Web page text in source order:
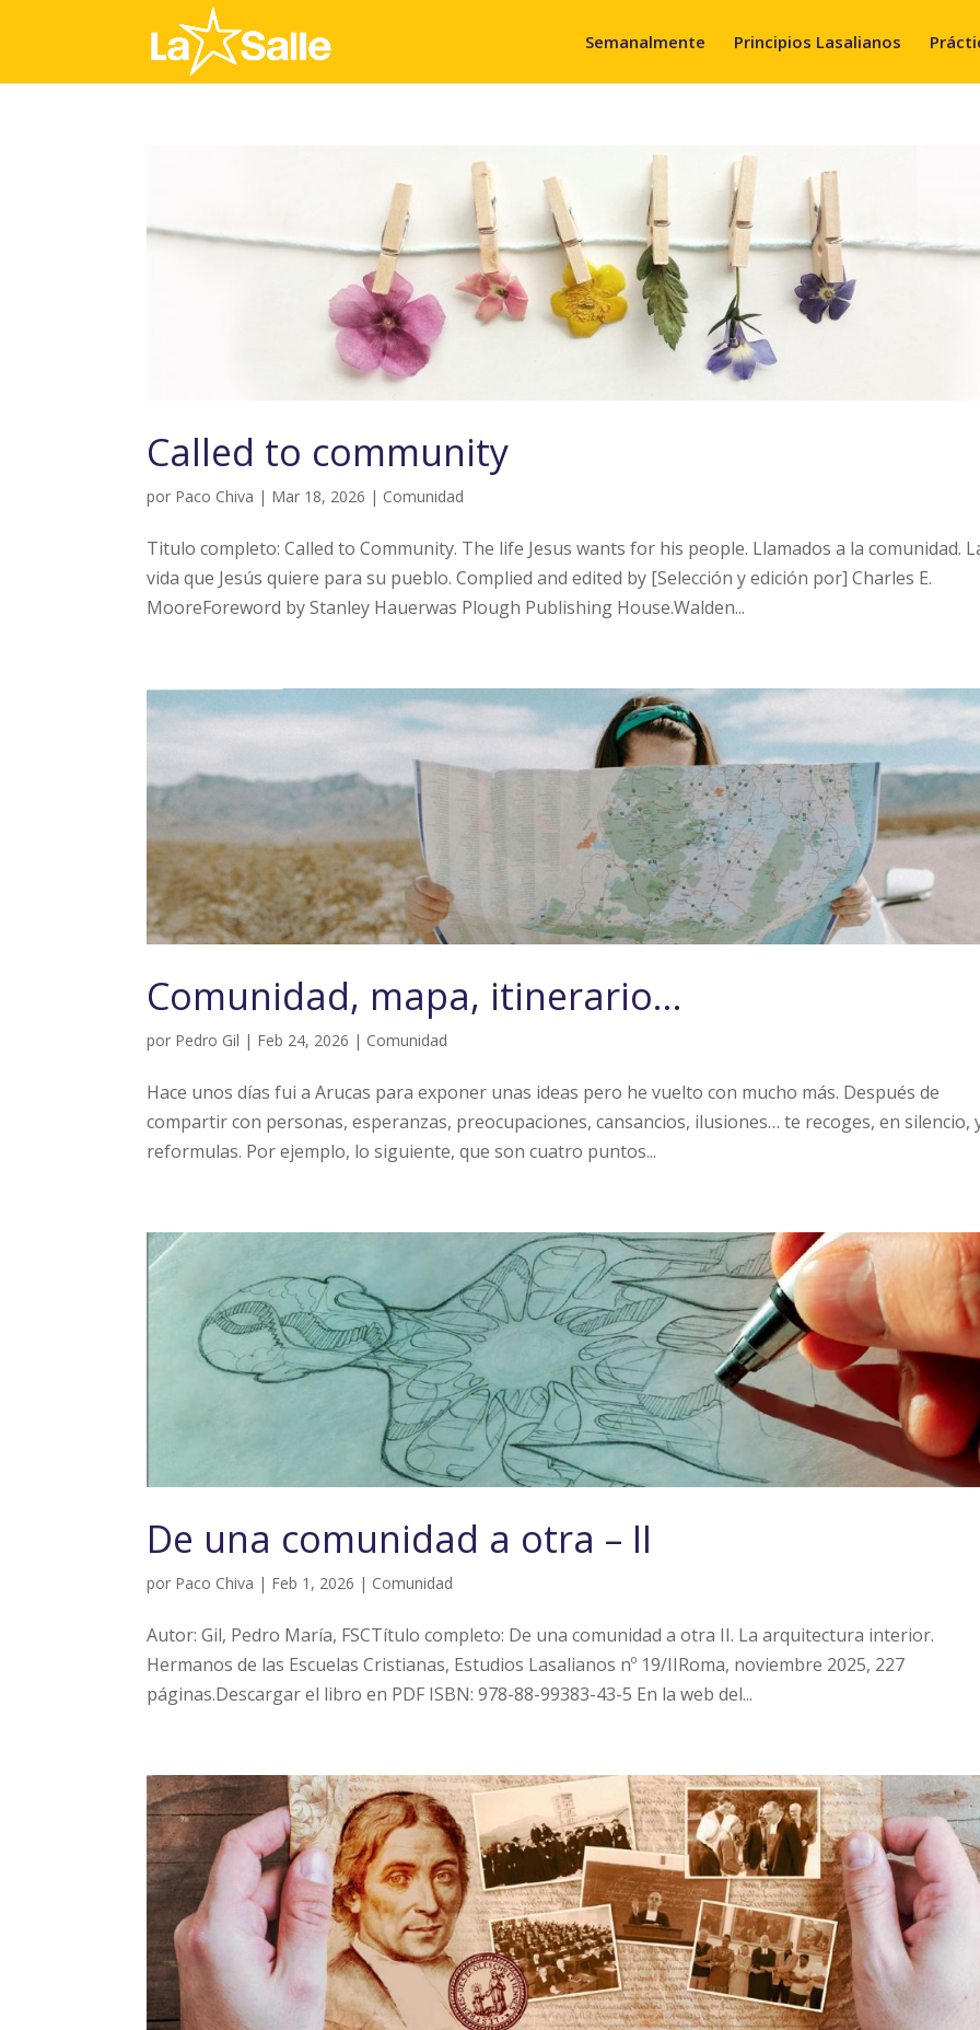
Semanalmente Principios Lasalianos
Called to community
por Paco Chiva | Mar 18, 2026 | Comunidad
Titulo completo: Called to Community. The life Jesus wants for his people. Llamados a la comunidad.
vida que Jesús quiere para su pueblo. Complied and edited by [Selección y edición por] Charles E.
MooreForeword by Stanley Hauerwas Plough Publishing House.Walden...
Comunidad, mapa, itinerario…
por Pedro Gil | Feb 24, 2026 | Comunidad
Hace unos días fui a Arucas para exponer unas ideas pero he vuelto con mucho más. Después de
compartir con personas, esperanzas, preocupaciones, cansancios, ilusiones… te recoges, en silencio,
reformulas. Por ejemplo, lo siguiente, que son cuatro puntos...
De una comunidad a otra – II
por Paco Chiva | Feb 1, 2026 | Comunidad
Autor: Gil, Pedro María, FSCTítulo completo: De una comunidad a otra II. La arquitectura interior.
Hermanos de las Escuelas Cristianas, Estudios Lasalianos nº 19/IIRoma, noviembre 2025, 227
páginas.Descargar el libro en PDF ISBN: 978-88-99383-43-5 En la web del...